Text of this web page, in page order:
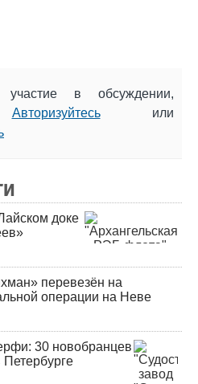
в обсуждении,
Авторизуйтесьили
доке
перевезён на
операции на Неве
30 новобранцев